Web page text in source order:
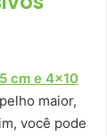
cm e 4×10
maior,
você pode